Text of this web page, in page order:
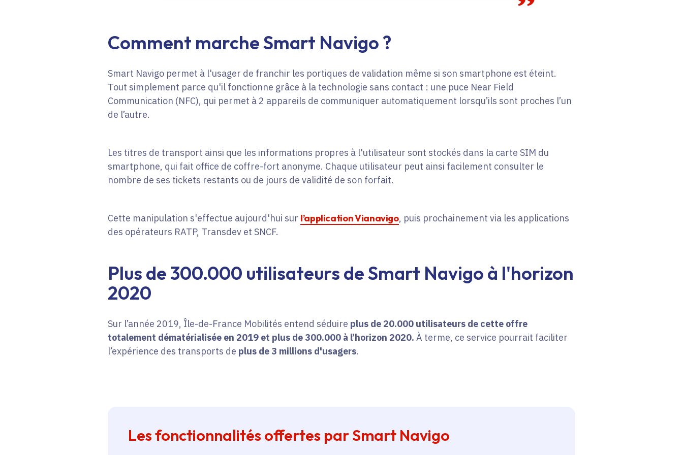
Comment marche Smart Navigo ?
Smart Navigo permet à l'usager de franchir les portiques de validation même si son smartphone est éteint.
Tout simplement parce qu'il fonctionne grâce à la technologie sans contact : une puce Near Field
Communication (NFC), qui permet à 2 appareils de communiquer automatiquement lorsqu’ils sont proches l’un
de l’autre.
Les titres de transport ainsi que les informations propres à l'utilisateur sont stockés dans la carte SIM du
smartphone, qui fait office de coffre-fort anonyme. Chaque utilisateur peut ainsi facilement consulter le
nombre de ses tickets restants ou de jours de validité de son forfait.
Cette manipulation s'effectue aujourd'hui sur l’application Vianavigo, puis prochainement via les applications
des opérateurs RATP, Transdev et SNCF.
Plus de 300.000 utilisateurs de Smart Navigo à l'horizon
2020
Sur l’année 2019, Île-de-France Mobilités entend séduire plus de 20.000 utilisateurs de cette offre
totalement dématérialisée en 2019 et plus de 300.000 à l’horizon 2020. À terme, ce service pourrait faciliter
l’expérience des transports de plus de 3 millions d'usagers.
Les fonctionnalités offertes par Smart Navigo